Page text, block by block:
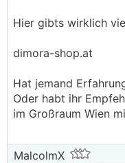
Hier gibts wirklich
dimora-shop.at
Hat jemand
Oder habt ihr
im Großraum Wien
MalcolmX